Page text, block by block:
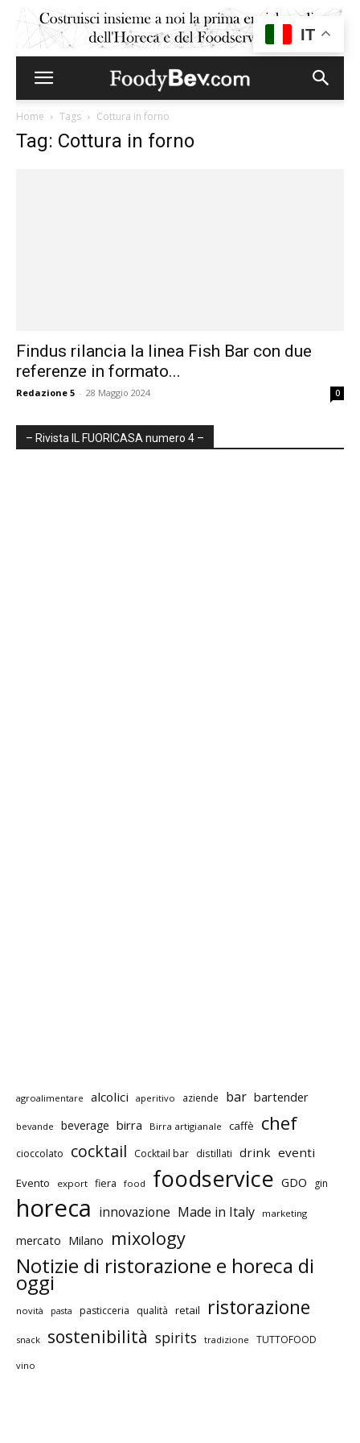
Home Tags Cottura in forno
Tag: Cottura in forno
Findus rilancia la linea Fish Bar con due
referenze in formato...
Redazione 5 - 28 Maggio 2024 0
– Rivista IL FUORICASA numero 4 –
agroalimentare alcolici aperitivo aziende bar bartender
bevande beverage birra Birra artigianale caffè chef
cioccolato cocktail Cocktail bar distillati drink eventi
Evento export fiera food foodservice GDO gin
horeca innovazione Made in Italy marketing
mercato Milano mixology
Notizie di ristorazione e horeca di
oggi
novità pasta pasticceria qualità retail ristorazione
snack sostenibilità spirits tradizione TUTTOFOOD
vino
IT